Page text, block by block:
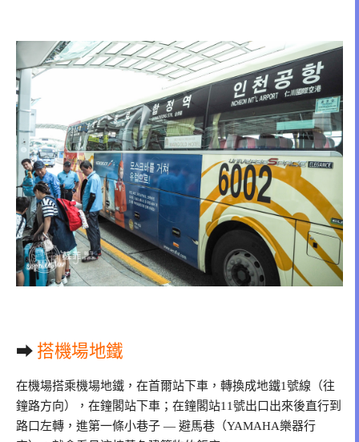
➡ 搭機場地鐵
在機場搭乘機場地鐵，在首爾站下車，轉換成地鐵1號線（往
鐘路方向），在鐘閣站下車；在鐘閣站11號出口出來後直行到
路口左轉，進第一條小巷子 — 避馬巷（YAMAHA樂器行